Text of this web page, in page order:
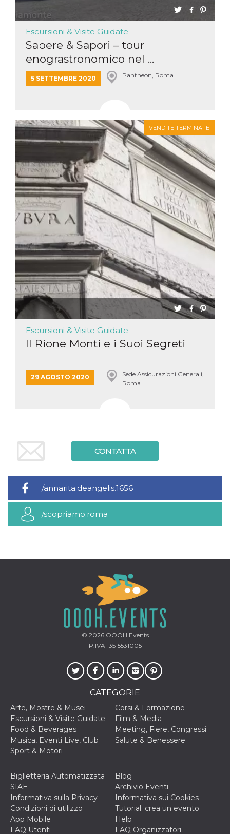
CONTATTA
/annarita.deangelis.1656
/scopriamo.roma
Escursioni & Visite Guidate
Sapere & Sapori – tour
enograstronomico nel ...
5 SETTEMBRE 2020 Pantheon, Roma
VENDITE TERMINATE
Escursioni & Visite Guidate
Il Rione Monti e i Suoi Segreti
29 AGOSTO 2020
Sede Assicurazioni Generali,
Roma
© 2026OOOH.Events
P.IVA 13515531005
CATEGORIE
Arte, Mostre & Musei
Corsi & Formazione
Escursioni & Visite Guidate
Film & Media
Food & Beverages
Meeting, Fiere, Congressi
Musica, Eventi Live, Club
Salute & Benessere
Sport & Motori
Biglietteria Automatizzata
SIAE
Blog
Archivio Eventi
Informativa sulla Privacy
Informativa sui Cookies
Condizioni di utilizzo
Tutorial: crea un evento
App Mobile
Help
FAQ Utenti
FAQ Organizzatori